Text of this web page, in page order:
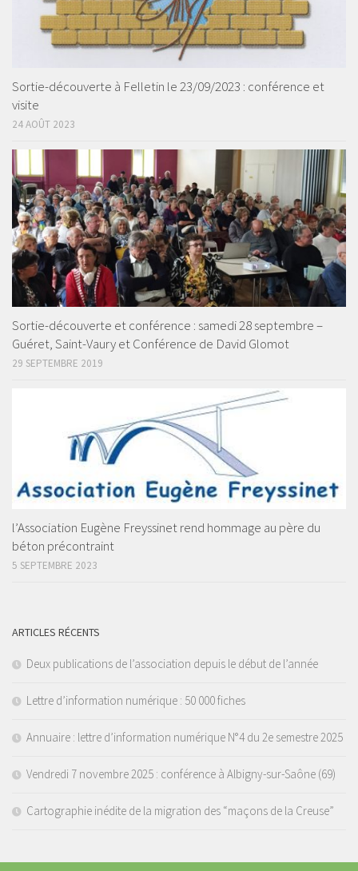
Sortie-découverte à Felletin le 23/09/2023 : conférence et
visite
24 AOÛT 2023
Sortie-découverte et conférence : samedi 28 septembre –
Guéret, Saint-Vaury et Conférence de David Glomot
29 SEPTEMBRE 2019
l’Association Eugène Freyssinet rend hommage au père du
béton précontraint
5 SEPTEMBRE 2023
ARTICLES RÉCENTS
Deux publications de l’association depuis le début de l’année
Lettre d’information numérique : 50 000 fiches
Annuaire : lettre d’information numérique N°4 du 2e semestre 2025
Vendredi 7 novembre 2025 : conférence à Albigny-sur-Saône (69)
Cartographie inédite de la migration des “maçons de la Creuse”